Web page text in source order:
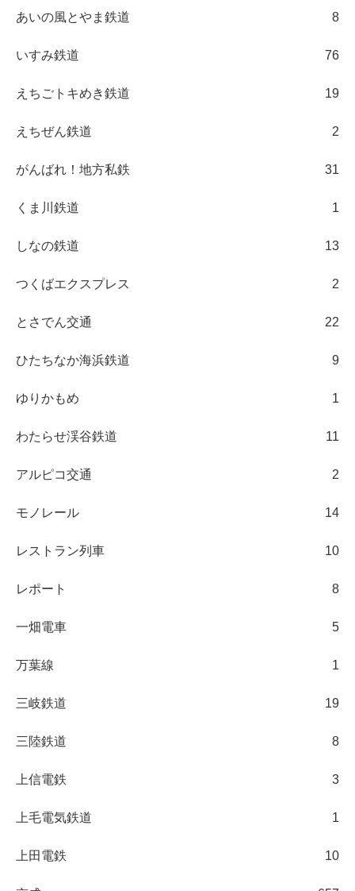
あいの風とやま鉄道 8
いすみ鉄道 76
えちごトキめき鉄道 19
えちぜん鉄道 2
がんばれ！地方私鉄 31
くま川鉄道 1
しなの鉄道 13
つくばエクスプレス 2
とさでん交通 22
ひたちなか海浜鉄道 9
ゆりかもめ 1
わたらせ渓谷鉄道 11
アルピコ交通 2
モノレール 14
レストラン列車 10
レポート 8
一畑電車 5
万葉線 1
三岐鉄道 19
三陸鉄道 8
上信電鉄 3
上毛電気鉄道 1
上田電鉄 10